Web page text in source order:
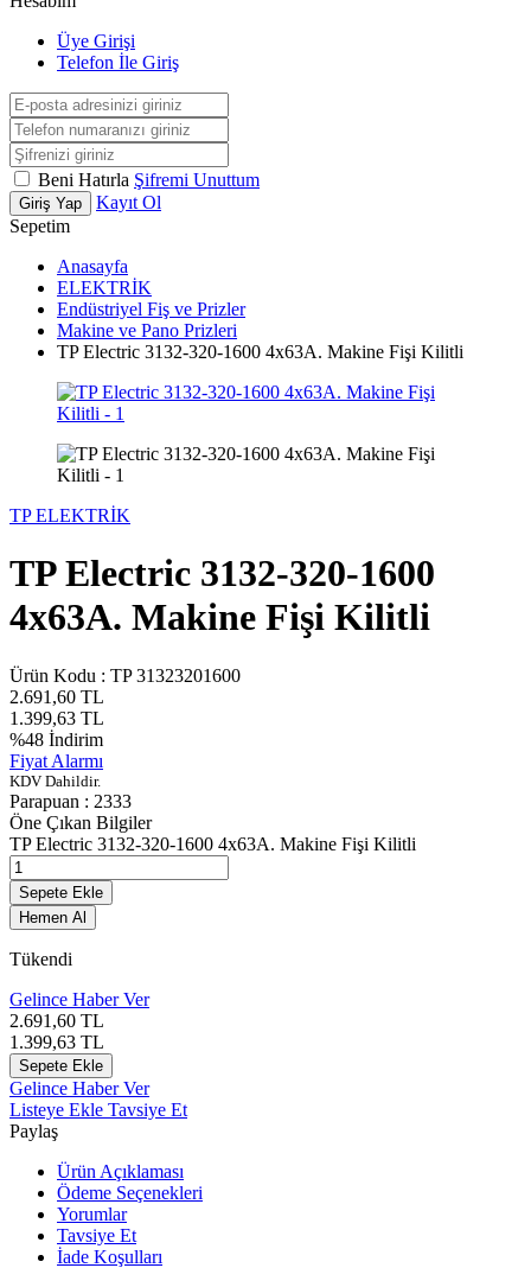
Üye Girişi
Telefon İle Giriş
Beni Hatırla Şifremi Unuttum
Giriş Yap
Kayıt Ol
Sepetim
Anasayfa
ELEKTRİK
Endüstriyel Fiş ve Prizler
Makine ve Pano Prizleri
TP Electric 3132-320-1600 4x63A. Makine Fişi Kilitli
TP ELEKTRİK
TP Electric 3132-320-1600
4x63A. Makine Fişi Kilitli
Ürün Kodu : TP 31323201600
2.691,60 TL
1.399,63 TL
%48 İndirim
Fiyat Alarmı
KDV Dahildir.
Parapuan : 2333
Öne Çıkan Bilgiler
TP Electric 3132-320-1600 4x63A. Makine Fişi Kilitli
Sepete Ekle
Hemen Al
Tükendi
Gelince Haber Ver
2.691,60 TL
1.399,63 TL
Sepete Ekle
Gelince Haber Ver
Listeye Ekle Tavsiye Et
Paylaş
Ürün Açıklaması
Ödeme Seçenekleri
Yorumlar
Tavsiye Et
İade Koşulları